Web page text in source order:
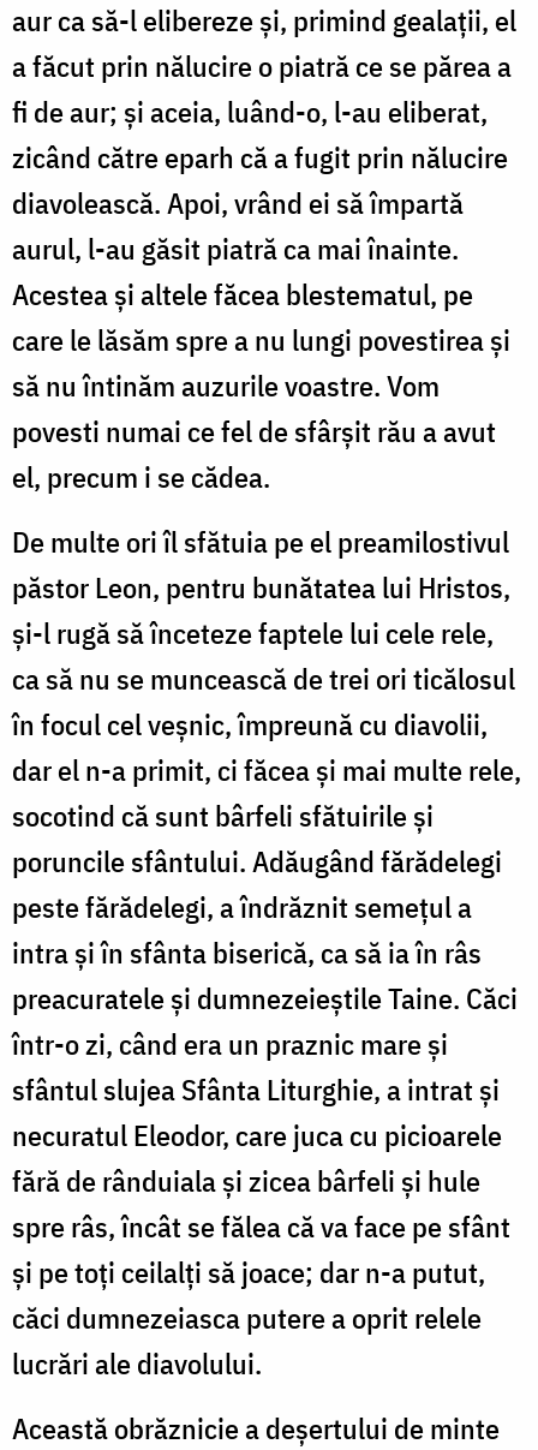
aur ca să-l elibereze și, primind gealații, el
a făcut prin nălucire o piatră ce se părea a
fi de aur; și aceia, luând-o, l-au eliberat,
zicând către eparh că a fugit prin nălucire
diavolească. Apoi, vrând ei să împartă
aurul, l-au găsit piatră ca mai înainte.
Acestea și altele făcea blestematul, pe
care le lăsăm spre a nu lungi povestirea și
să nu întinăm auzurile voastre. Vom
povesti numai ce fel de sfârșit rău a avut
el, precum i se cădea.
De multe ori îl sfătuia pe el preamilostivul
păstor Leon, pentru bunătatea lui Hristos,
și-l rugă să înceteze faptele lui cele rele,
ca să nu se muncească de trei ori ticălosul
în focul cel veșnic, împreună cu diavolii,
dar el n-a primit, ci făcea și mai multe rele,
socotind că sunt bârfeli sfătuirile și
poruncile sfântului. Adăugând fărădelegi
peste fărădelegi, a îndrăznit semețul a
intra și în sfânta biserică, ca să ia în râs
preacuratele și dumnezeieștile Taine. Căci
într-o zi, când era un praznic mare și
sfântul slujea Sfânta Liturghie, a intrat și
necuratul Eleodor, care juca cu picioarele
fără de rânduiala și zicea bârfeli și hule
spre râs, încât se fălea că va face pe sfânt
și pe toți ceilalți să joace; dar n-a putut,
căci dumnezeiasca putere a oprit relele
lucrări ale diavolului.
Această obrăznicie a deșertului de minte